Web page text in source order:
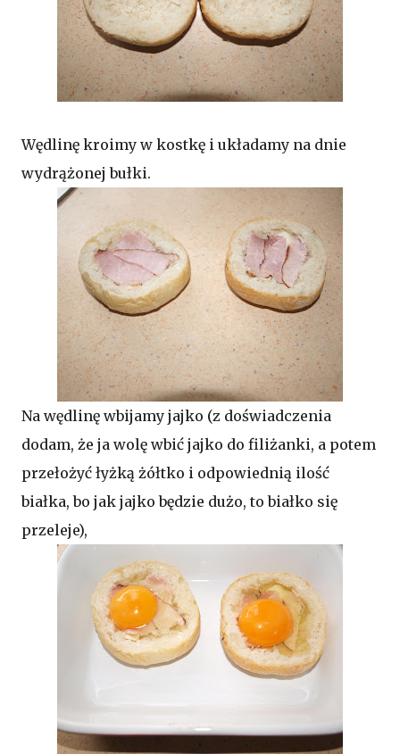
Wędlinę kroimy w kostkę i układamy na dnie
wydrążonej bułki.
Na wędlinę wbijamy jajko (z doświadczenia
dodam, że ja wolę wbić jajko do filiżanki, a potem
przełożyć łyżką żółtko i odpowiednią ilość
białka, bo jak jajko będzie dużo, to białko się
przeleje),